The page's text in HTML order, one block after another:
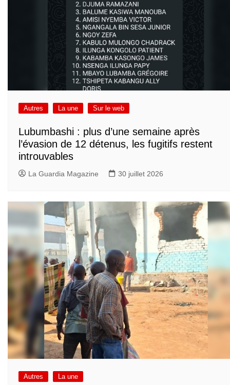
Autres La une Sur le web
Lubumbashi : plus d’une semaine après
l’évasion de 12 détenus, les fugitifs restent
introuvables
La Guardia Magazine 30 juillet 2026
Autres La une